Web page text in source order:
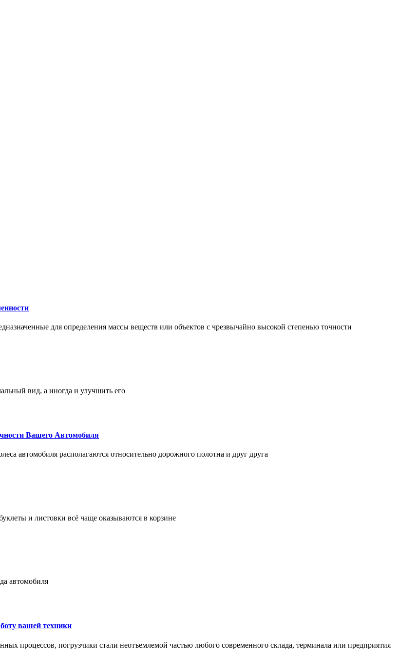
для определения массы веществ или объектов с чрезвычайно высокой степенью точности
вид, а иногда и улучшить его
Вашего Автомобиля
автомобиля располагаются относительно дорожного полотна и друг друга
и листовки всё чаще оказываются в корзине
автомобиля
вашей техники
процессов, погрузчики стали неотъемлемой частью любого современного склада, терминала или предприятия